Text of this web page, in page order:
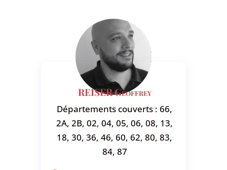
REISER Geoffrey
Départements couverts : 66,
2A, 2B, 02, 04, 05, 06, 08, 13,
18, 30, 36, 46, 60, 62, 80, 83,
84, 87